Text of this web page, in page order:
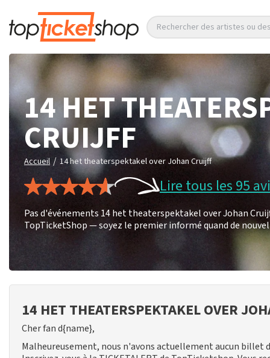
Rechercher des artistes ou
14 HET
CRUIJFF
Accueil / 14 het theaterspektakel over Johan Cruijff
Lire tous les 95
Pas d'événements 14 het theaterspektakel over Johan
TopTicketShop — soyez le premier informé quand de
14 HET THEATERSPEKTAKEL OVER
Cher fan d{name},
Malheureusement, nous n'avons actuellement aucun